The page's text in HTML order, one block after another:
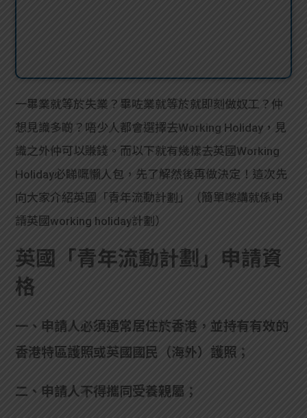
一畢業就等於失業？畢咗業就等於就即刻做奴工？仲
想見識多啲？唔少人都會選擇去Working Holiday，見
識之外仲可以賺錢。而以下就有幾樣去英國Working
Holiday必睇嘅懶人包，先了解然後再做決定！這次先
向大家介紹英國「青年流動計劃」（簡單嚟講就係申
請英國working holiday計劃）
英國「青年流動計劃」申請資
格
一、申請人必須通常居住於香港，並持有有效的
香港特區護照或英國國民（海外）護照；
二、申請人不得攜同受養親屬；